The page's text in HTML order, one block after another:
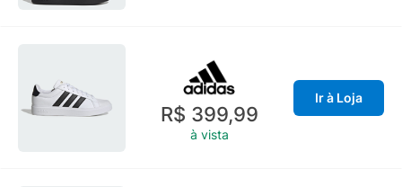
R$ 399,99
à vista
Ir à Loja